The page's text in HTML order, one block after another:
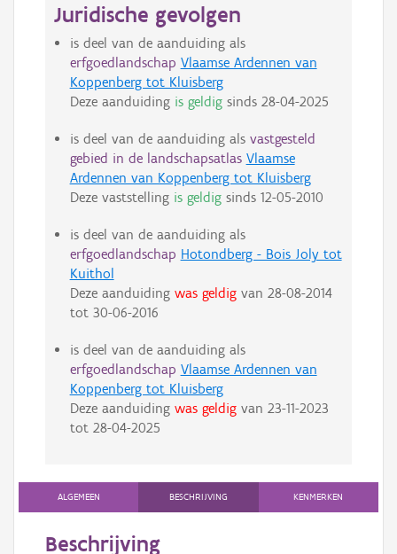
Juridische gevolgen
is deel van de aanduiding als
erfgoedlandschap Vlaamse Ardennen van
Koppenberg tot Kluisberg
Deze aanduiding is geldigsinds 28-04-2025
is deel van de aanduiding als vastgesteld
gebied in de landschapsatlas Vlaamse
Ardennen van Koppenberg tot Kluisberg
Deze vaststelling is geldigsinds 12-05-2010
is deel van de aanduiding als
erfgoedlandschap Hotondberg - Bois Joly tot
Kuithol
Deze aanduiding was geldigvan 28-08-2014
tot 30-06-2016
is deel van de aanduiding als
erfgoedlandschap Vlaamse Ardennen van
Koppenberg tot Kluisberg
Deze aanduiding was geldigvan 23-11-2023
tot 28-04-2025
ALGEMEEN BESCHRIJVING KENMERKEN
Beschrijving